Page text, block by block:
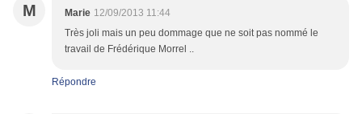
M Marie 12/09/2013 11:44
Très joli mais un peu dommage que ne soit pas nommé le
travail de Frédérique Morrel ..
Répondre